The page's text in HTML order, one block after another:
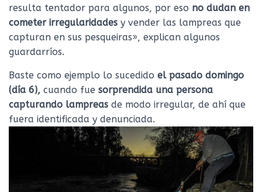
resulta tentador para algunos, por eso no dudan en
cometer irregularidades y vender las lampreas que
capturan en sus pesqueiras», explican algunos
guardarríos.
Baste como ejemplo lo sucedido el pasado domingo
(día 6), cuando fue sorprendida una persona
capturando lampreas de modo irregular, de ahí que
fuera identificada y denunciada.